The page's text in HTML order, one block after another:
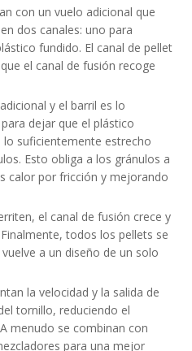
con un vuelo adicional que
dos canales: uno para
fundido. El canal de pellet
el canal de fusión recoge
y el barril es lo
dejar que el plástico
suficientemente estrecho
Esto obliga a los gránulos a
calor por fricción y mejorando
el canal de fusión crece y
todos los pellets se
a un diseño de un solo
la velocidad y la salida de
tornillo, reduciendo el
menudo se combinan con
para una mejor